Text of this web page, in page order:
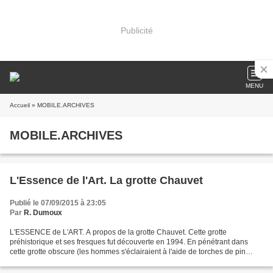
Publicité
MENU
Accueil » MOBILE.ARCHIVES
MOBILE.ARCHIVES
L'Essence de l'Art. La grotte Chauvet
Publié le 07/09/2015 à 23:05
Par R. Dumoux
L'ESSENCE de L'ART. A propos de la grotte Chauvet. Cette grotte
préhistorique et ses fresques fut découverte en 1994. En pénétrant dans
cette grotte obscure (les hommes s'éclairaient à l'aide de torches de pin